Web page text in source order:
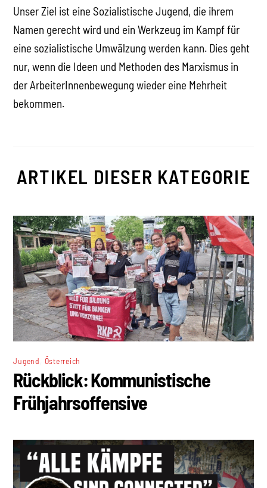
Unser Ziel ist eine Sozialistische Jugend, die ihrem
Namen gerecht wird und ein Werkzeug im Kampf für
eine sozialistische Umwälzung werden kann. Dies geht
nur, wenn die Ideen und Methoden des Marxismus in
der ArbeiterInnenbewegung wieder eine Mehrheit
bekommen.
ARTIKEL DIESER KATEGORIE
Jugend Österreich
Rückblick: Kommunistische
Frühjahrsoffensive